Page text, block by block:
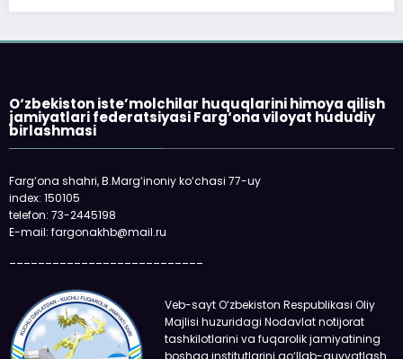
O‘zbekiston iste’molchilar huquqlarini himoya qilish
jamiyatlari federatsiyasi Farg‘ona viloyat hududiy
birlashmasi
Farg‘ona shahri, B.Marg‘inoniy ko‘chasi 77-uy
index: 150105
telefon: 73-2445198
E-mail: fargonakhb@mail.ru
Veb-sayt O‘zbekiston Respublikasi Oliy
Majlisi huzuridagi Nodavlat notijorat
tashkilotlarini va fuqarolik jamiyatining